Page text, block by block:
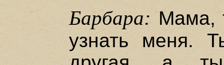
Барбара:Мама,
узнать меня.